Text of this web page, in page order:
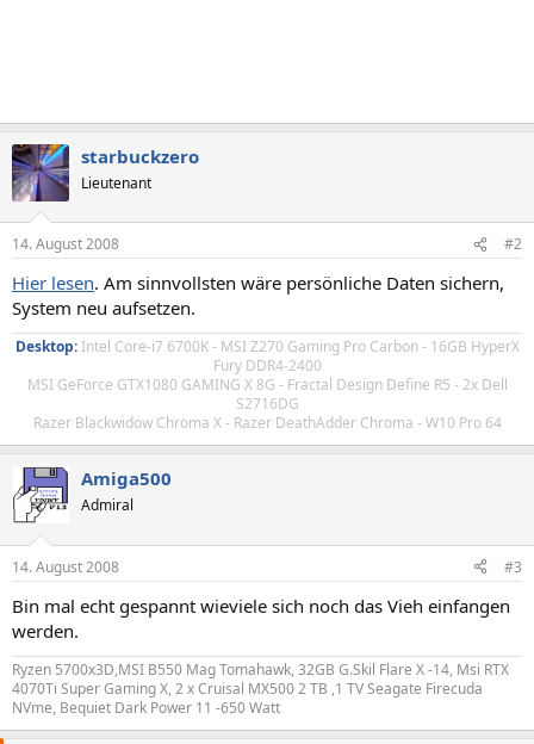
starbuckzero
Lieutenant
14. August 2008 #2
Hier lesen. Am sinnvollsten wäre persönliche Daten sichern,
System neu aufsetzen.
Desktop:Intel Core-i7 6700K - MSI Z270 Gaming Pro Carbon - 16GB HyperX
Fury DDR4-2400
MSI GeForce GTX1080 GAMING X 8G - Fractal Design Define R5 - 2x Dell
S2716DG
Razer Blackwidow Chroma X - Razer DeathAdder Chroma - W10 Pro 64
Amiga500
Admiral
14. August 2008 #3
Bin mal echt gespannt wieviele sich noch das Vieh einfangen
werden.
Ryzen 5700x3D,MSI B550 Mag Tomahawk, 32GB G.Skil Flare X -14, Msi RTX
4070Ti Super Gaming X, 2 x Cruisal MX500 2 TB ,1 TV Seagate Firecuda
NVme, Bequiet Dark Power 11 -650 Watt